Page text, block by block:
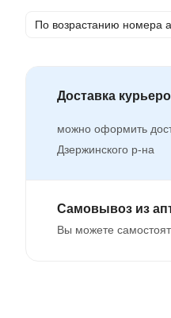
По возрастанию номера
Доставка
можно оформить
Дзержинского р-на
Самовывоз из
Вы можете